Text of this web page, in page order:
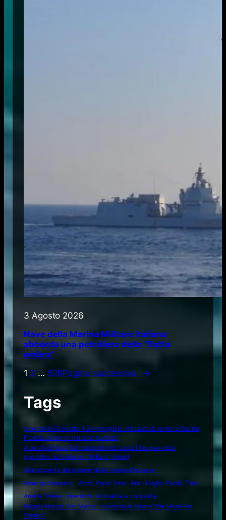
3 Agosto 2026
Nave della Marina Militare italiana
abborda una petroliera della “flotta
ombra”
1 2 … 526Pagina successiva →
Tags
A bordo del Dandolo il sommergibile utilizzato durante la Guerra
Fredda contro le minacce nucleari
A bordo di Nave Raimondo Montecuccoli il nuovo volto
operativo della Marina Militare (Video)
Alla scoperta del sommergibile Andrea Provana
Amerigo Vespucci
Amm. Paolo Treu
Ammiraglio Paolo Treu
Analisi Difesa
Aneddoti Attualità e curiosità
Brigata Marina San Marco: una storia di Valore "Per Mare Per
Terram"